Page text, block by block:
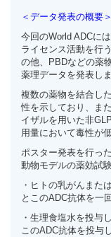
＜データ発表の概要＞
今回のWorld ADCに
ライセンス活動を行
の他、PBDなどの薬
薬理データを発表しま
複数の薬物を結合し
性を示しており、ま
イザルを用いた非
用量において毒性が
ポスター発表を行っ
動物モデルの薬効試
・ヒトの乳がんまた
とこのADC抗体を一
・生理食塩水を投与
このADC抗体を投与